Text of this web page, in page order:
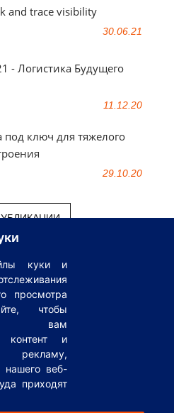
куки и
просмотра
чтобы
вам
контент и
рекламу,
нашего веб-
приходят
and trace visibility
30.06.21
- Логистика Будущего
11.12.20
под ключ для тяжелого
29.10.20
Traffic AGВсе права защищены |
Логистический справочник
Privacy Policy AsstrA Track&Trace
персональных данных
услуг заказчикам
услуг перевозчикам